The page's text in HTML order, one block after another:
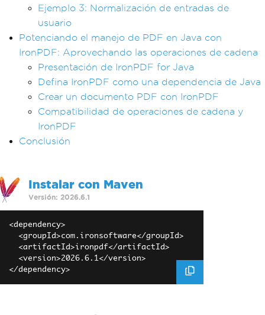
Ejemplo 3: Normalización de entradas de
usuario
Potenciando el manejo de PDF en Java con
IronPDF: Aprovechando las operaciones de cadena
Presentación de IronPDF for Java
Defina IronPDF como una dependencia de Java
Crear un documento PDF con IronPDF
Compatibilidad de operaciones de cadena y
IronPDF
Conclusión
Instalar con Maven
Versión: 2026.6.1
<dependency>